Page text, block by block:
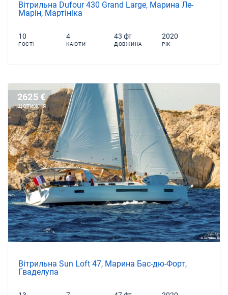
Вітрильна Dufour 430 Grand Large, Марина Ле-
Марін, Мартініка
10
ГОСТІ
4
КАЮТИ
43 фт
ДОВЖИНА
2020
РІК
2625 €
ЩОТИЖНЯ
Вітрильна Sun Loft 47, Марина Бас-дю-Форт,
Гваделупа